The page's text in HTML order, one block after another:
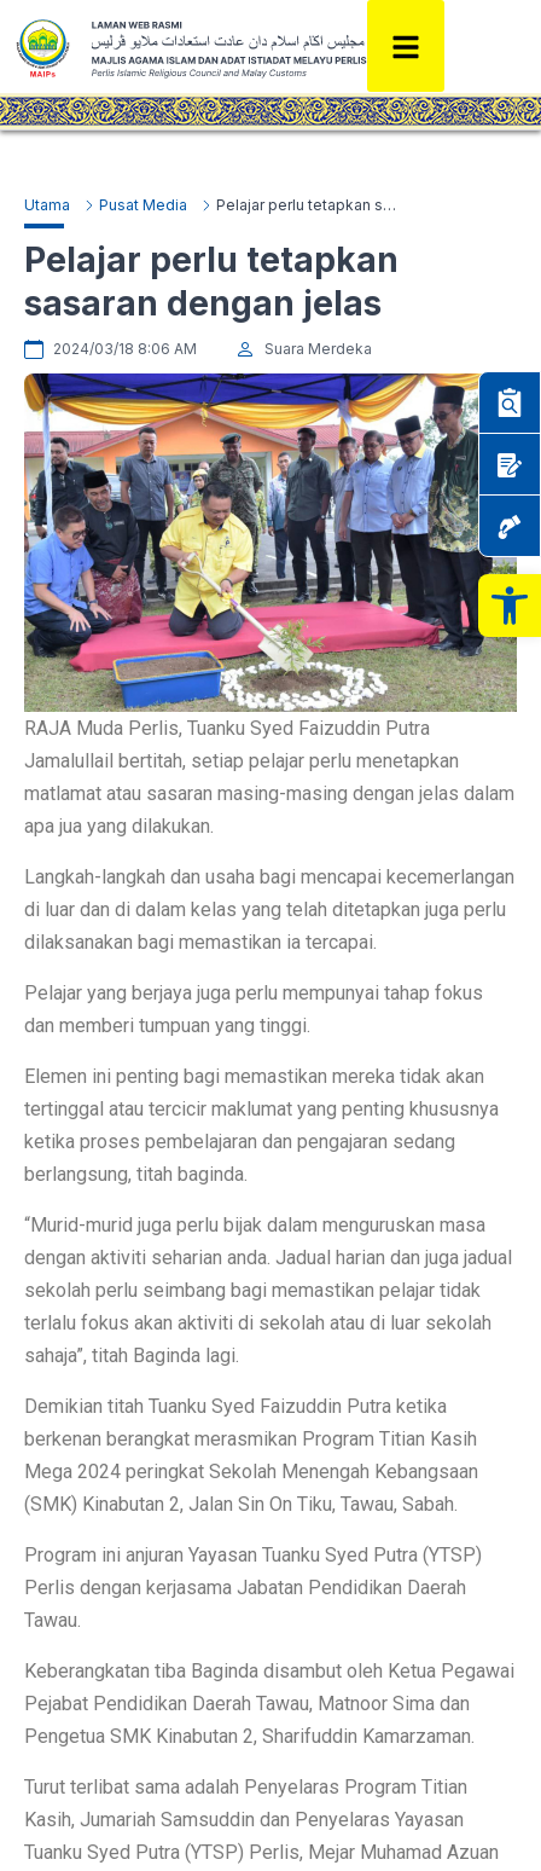
Utama Pusat Media Pelajar perlu tetapkan sasaran dengan jelas
Pelajar perlu tetapkan
sasaran dengan jelas
2024/03/18 8:06 AM Suara Merdeka
RAJA Muda Perlis, Tuanku Syed Faizuddin Putra
Jamalullail bertitah, setiap pelajar perlu menetapkan
matlamat atau sasaran masing-masing dengan jelas dalam
apa jua yang dilakukan.
Langkah-langkah dan usaha bagi mencapai kecemerlangan
di luar dan di dalam kelas yang telah ditetapkan juga perlu
dilaksanakan bagi memastikan ia tercapai.
Pelajar yang berjaya juga perlu mempunyai tahap fokus
dan memberi tumpuan yang tinggi.
Elemen ini penting bagi memastikan mereka tidak akan
tertinggal atau tercicir maklumat yang penting khususnya
ketika proses pembelajaran dan pengajaran sedang
berlangsung, titah baginda.
“Murid-murid juga perlu bijak dalam menguruskan masa
dengan aktiviti seharian anda. Jadual harian dan juga jadual
sekolah perlu seimbang bagi memastikan pelajar tidak
terlalu fokus akan aktiviti di sekolah atau di luar sekolah
sahaja”, titah Baginda lagi.
Demikian titah Tuanku Syed Faizuddin Putra ketika
berkenan berangkat merasmikan Program Titian Kasih
Mega 2024 peringkat Sekolah Menengah Kebangsaan
(SMK) Kinabutan 2, Jalan Sin On Tiku, Tawau, Sabah.
Program ini anjuran Yayasan Tuanku Syed Putra (YTSP)
Perlis dengan kerjasama Jabatan Pendidikan Daerah
Tawau.
Keberangkatan tiba Baginda disambut oleh Ketua Pegawai
Pejabat Pendidikan Daerah Tawau, Matnoor Sima dan
Pengetua SMK Kinabutan 2, Sharifuddin Kamarzaman.
Turut terlibat sama adalah Penyelaras Program Titian
Kasih, Jumariah Samsuddin dan Penyelaras Yayasan
Tuanku Syed Putra (YTSP) Perlis, Mejar Muhamad Azuan